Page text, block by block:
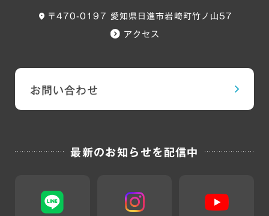
〒470-0197 愛知県日進市岩崎町竹ノ山57
アクセス
お問い合わせ
最新のお知らせを配信中